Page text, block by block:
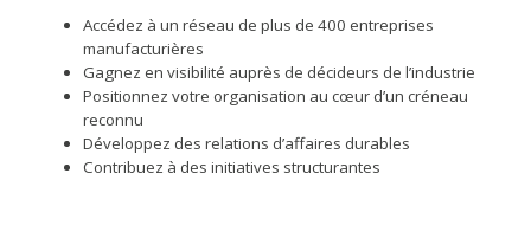
Accédez à un réseau de plus de 400 entreprises
manufacturières
Gagnez en visibilité auprès de décideurs de l’industrie
Positionnez votre organisation au cœur d’un créneau
reconnu
Développez des relations d’affaires durables
Contribuez à des initiatives structurantes